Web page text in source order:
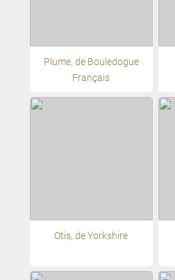
Plume, de Bouledogue
Français
Otis, de Yorkshire